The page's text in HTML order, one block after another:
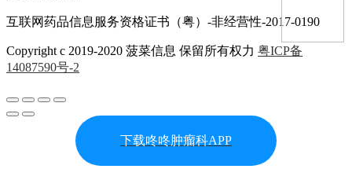
互联网药品信息服务资格证书（粤）-非经营性-2017-0190
Copyright c 2019-2020 菠菜信息 保留所有权力 粤ICP备
14087590号-2
下载咚咚肿瘤科APP